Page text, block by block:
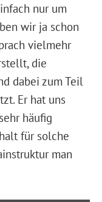
nur um
wir ja schon
vielmehr
die
dabei zum Teil
Er hat uns
häufig
für solche
man